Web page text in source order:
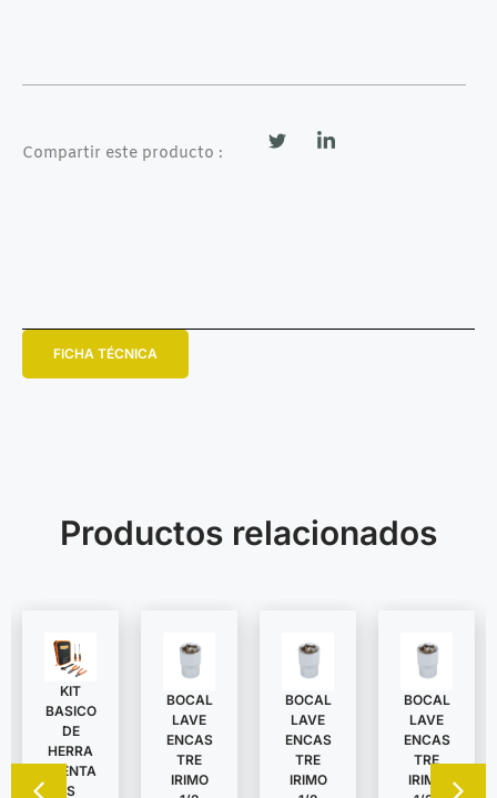
Compartir este producto :
FICHA TÉCNICA
Productos relacionados
KIT
BASICO
DE
HERRA
MIENTA
S
BOCAL
LAVE
ENCAS
TRE
IRIMO
BOCAL
LAVE
ENCAS
TRE
IRIMO
BOCAL
LAVE
ENCAS
TRE
IRIMO